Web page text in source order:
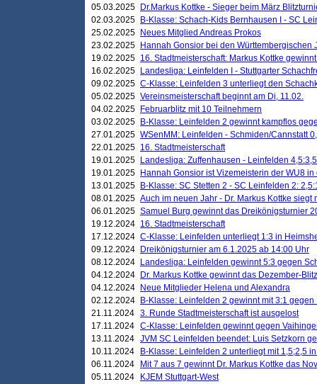
05.03.2025
Dr.Markus Kottke - Sieger beim März
02.03.2025
B-Klasse: Schach-Kids Bernhausen I - SC
25.02.2025
Neues Mitglied Andreas Prokos
23.02.2025
Hannah Gonsior bei den Württembergischen
19.02.2025 16. Stadtmeisterschaft: Markus Kottke
16.02.2025
Landesliga: Leinfelden I - Stuttgarter
09.02.2025 C-Klasse: Leinfelden 3 unterliegt den
05.02.2025 Vereinsmeisterschaft beginnt am Di, 11.02.
04.02.2025
Februarblitz mit 10 Teilnehmern
03.02.2025
B-Klasse: Leinfelden 2 gewinnt kampflos
27.01.2025 WSenMM: Leinfelden - Schmiden/Cannstatt
22.01.2025 16. Stadtmeisterschaft
19.01.2025
Landesliga: Zuffenhausen - Leinfelden 4,5:3,5
19.01.2025
Hannah Gonsior ist Vizemeisterin der WU8 in
13.01.2025
B-Klasse: SC Stetten 2 - SC Leinfelden 2:
08.01.2025 Auch im neuen Jahr - Dr. Markus Kottke
06.01.2025 Samuel Burg gewinnt das Dreikönigsturnier
19.12.2024 16. Stadtmeisterschaft
17.12.2024 C-Klasse: Leinfelden unterliegt 1:3 in
09.12.2024
Dreikönigsturnier am 6.1.2025 ab 14:00 Uhr
08.12.2024
Landesliga: Leinfelden gewinnt 5:3 gegen
04.12.2024
Dr. Markus Kottke gewinnt das Dezember-
04.12.2024
Neue Mitglieder Helena und Alexandra
02.12.2024
B-Klasse: Leinfelden 2 gewinnt mit 3:1
21.11.2024 3. Runde Stadtmeisterschaft ist ausgelost
17.11.2024 C-Klasse: Leinfelden gewinnt gegen
13.11.2024 JVM SC Leinfelden beendet: Luis Setzkorn
10.11.2024
B-Klasse: Leinfelden 2 unterliegt mit 1,5;2,5
06.11.2024
Mit 7 aus 7 gewinnt Dr. Markus Kottke das
05.11.2024
KJEM Stuttgart-West